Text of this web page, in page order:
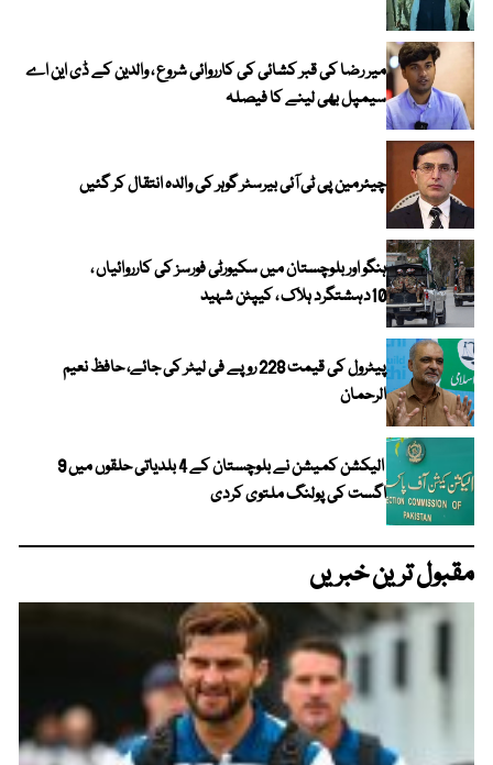
میر رضا کی قبر کشائی کی کارروائی شروع ، والدین کے ڈی این اے
سیمپل بھی لینے کا فیصلہ
چیئرمین پی ٹی آئی بیرسٹر گوہر کی والدہ انتقال کر گئیں
ہنگو اور بلوچستان میں سکیورٹی فورسز کی کارروائیاں ،
10دہشتگرد ہلاک ، کیپٹن شہید
پیٹرول کی قیمت 228 روپے فی لیٹر کی جائے، حافظ نعیم
الرحمان
الیکشن کمیشن نے بلوچستان کے 4 بلدیاتی حلقوں میں 9
اگست کی پولنگ ملتوی کردی
مقبول ترین خبریں